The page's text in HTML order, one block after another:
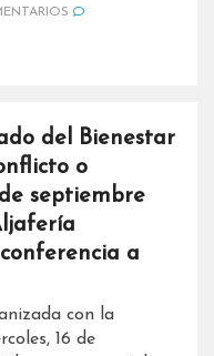
del Bienestar
o
septiembre
a
con la
16 de